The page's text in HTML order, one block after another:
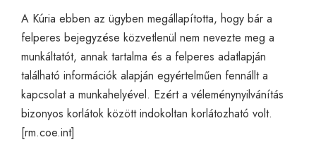
A Kúria ebben az ügyben megállapította, hogy bár a
felperes bejegyzése közvetlenül nem nevezte meg a
munkáltatót, annak tartalma és a felperes adatlapján
található információk alapján egyértelműen fennállt a
kapcsolat a munkahelyével. Ezért a véleménynyilvánítás
bizonyos korlátok között indokoltan korlátozható volt.
[rm.coe.int]